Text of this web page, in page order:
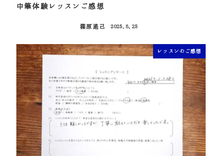
中筆体験レッスンご感想
篠原遙己
2025.8.25
レッスンのご感想